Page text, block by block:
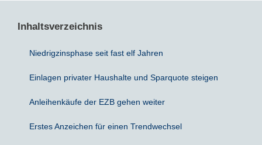
Broker mit Zinsen
Robo-Advisor
Depotwechsel
Datenschutz
Newsletter
Inhaltsverzeichnis
Niedrigzinsphase seit fast elf Jahren
Einlagen privater Haushalte und Sparquote steigen
Anleihenkäufe der EZB gehen weiter
Erstes Anzeichen für einen Trendwechsel